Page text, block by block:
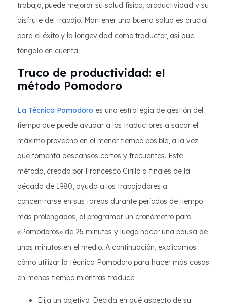
trabajo, puede mejorar su salud física, productividad y su
disfrute del trabajo. Mantener una buena salud es crucial
para el éxito y la longevidad como traductor, así que
téngalo en cuenta.
Truco de productividad: el
método Pomodoro
La Técnica Pomodoro es una estrategia de gestión del
tiempo que puede ayudar a los traductores a sacar el
máximo provecho en el menor tiempo posible, a la vez
que fomenta descansos cortos y frecuentes. Este
método, creado por Francesco Cirillo a finales de la
década de 1980, ayuda a los trabajadores a
concentrarse en sus tareas durante períodos de tiempo
más prolongados, al programar un cronómetro para
«Pomodoros» de 25 minutos y luego hacer una pausa de
unos minutos en el medio. A continuación, explicamos
cómo utilizar la técnica Pomodoro para hacer más cosas
en menos tiempo mientras traduce:
Elija un objetivo: Decida en qué aspecto de su